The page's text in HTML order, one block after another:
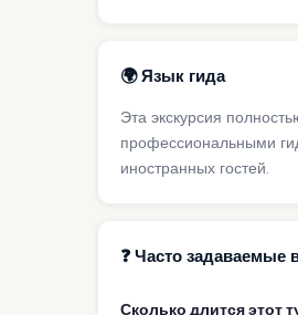
🌍 Язык гида
Эта экскурсия
профессиональными
иностранных гостей.
❓ Часто задаваемые
Сколько длится этот